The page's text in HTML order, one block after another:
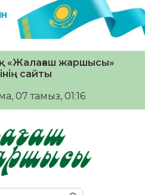
«Жалағаш жаршысы»
сайты
07 тамыз, 01:16